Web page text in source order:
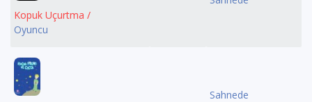
Kopuk Uçurtma /
Oyuncu
Sahnede